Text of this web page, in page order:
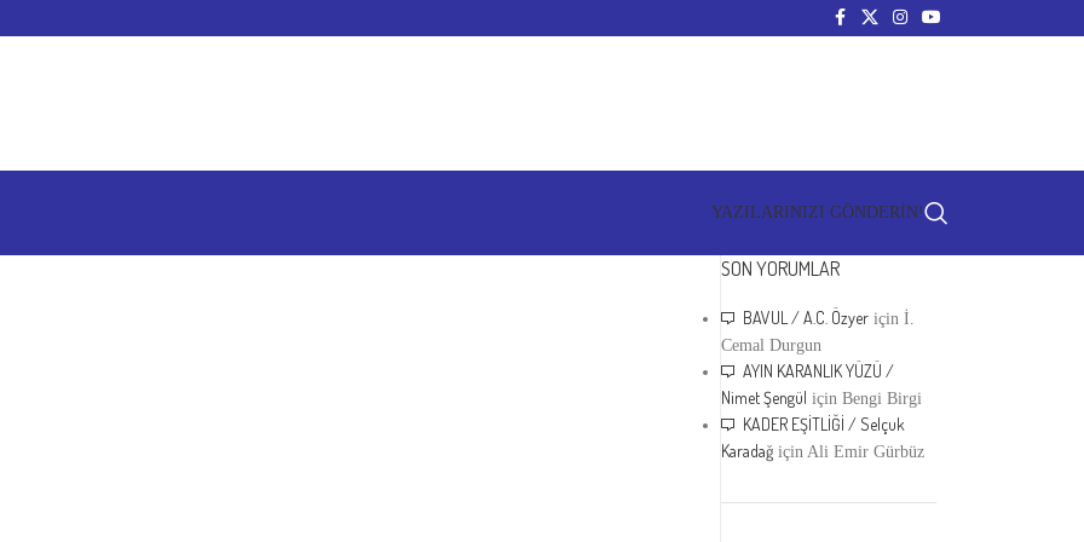
YAZILARINIZI GÖNDERİN!
SON YORUMLAR
BAVUL / A.C. Özyer içinİ.
Cemal Durgun
AYIN KARANLIK YÜZÜ /
Nimet Şengül içinBengi Birgi
KADER EŞİTLİĞİ / Selçuk
Karadağ içinAli Emir Gürbüz